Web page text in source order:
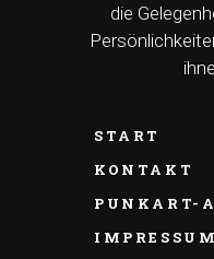
die
START
KONTAKT
PUNKART-
IMPRESSUM